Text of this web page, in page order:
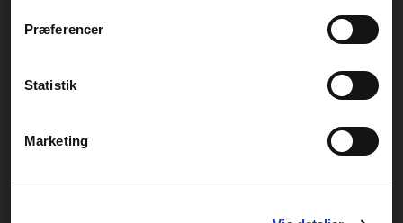
Præferencer
Statistik
Marketing
CVR.: 26208637
Generelle henvendelser:
Service- og reklamationsafdelingen: